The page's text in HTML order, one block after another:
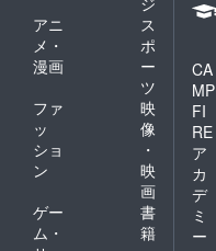
アニ
メ・
漫画
ス
ポ
ー
ツ
ファ
ッ
ショ
ン
映
像
・
映
画
ゲー
ム・
書
籍
CA
MP
FI
RE
ア
カ
デ
ミ
ー